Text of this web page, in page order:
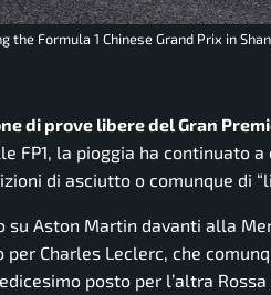
Formula 1 Chinese Grand Prix in
di prove libere del Gran
FP1, la pioggia ha continuato
di asciutto o comunque di
Aston Martin davanti alla
Charles Leclerc, che
posto per l’altra